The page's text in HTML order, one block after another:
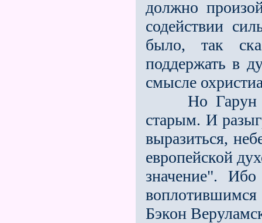
должно
содействии
было, так
поддержать в
смысле
Но Гарун
старым. И
выразиться,
европейской
значение".
Бэкон